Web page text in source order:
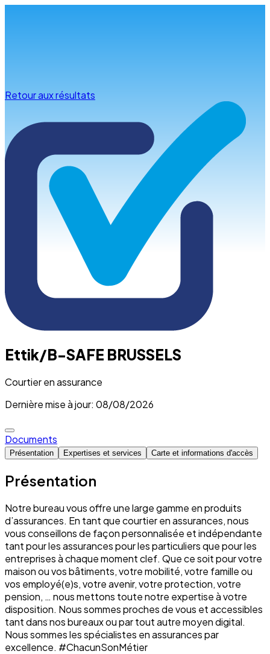
Retour aux résultats
Ettik/B-SAFE BRUSSELS
Courtier en assurance
Dernière mise à jour: 08/08/2026
Documents
Présentation Expertises et services Carte et informations d'accès
Présentation
Notre bureau vous offre une large gamme en produits
d’assurances. En tant que courtier en assurances, nous
vous conseillons de façon personnalisée et indépendante
tant pour les assurances pour les particuliers que pour les
entreprises à chaque moment clef. Que ce soit pour votre
maison ou vos bâtiments, votre mobilité, votre famille ou
vos employé(e)s, votre avenir, votre protection, votre
pension, … nous mettons toute notre expertise à votre
disposition. Nous sommes proches de vous et accessibles
tant dans nos bureaux ou par tout autre moyen digital.
Nous sommes les spécialistes en assurances par
excellence. #ChacunSonMétier